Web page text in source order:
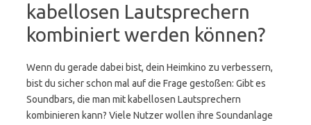
kabellosen Lautsprechern
kombiniert werden können?
Wenn du gerade dabei bist, dein Heimkino zu verbessern,
bist du sicher schon mal auf die Frage gestoßen: Gibt es
Soundbars, die man mit kabellosen Lautsprechern
kombinieren kann? Viele Nutzer wollen ihre Soundanlage